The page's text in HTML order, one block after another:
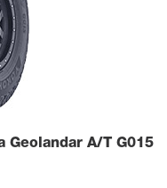
Geolandar A/T G015